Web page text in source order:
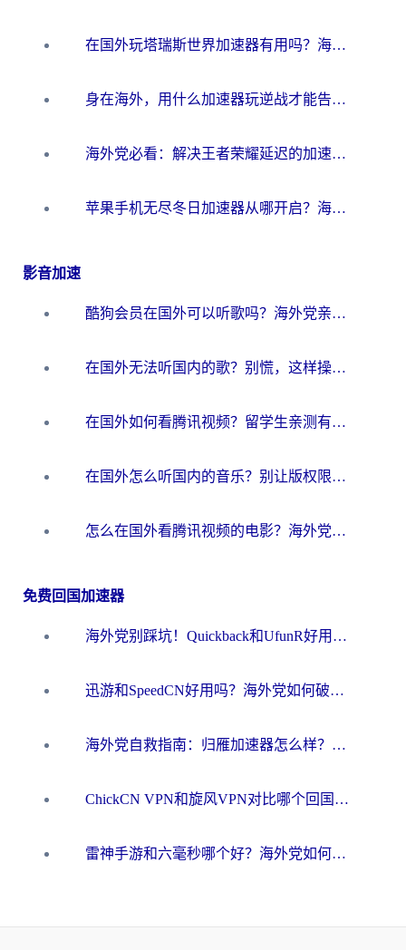
在国外玩塔瑞斯世界加速器有用吗？海外玩家亲测后的真实答案
身在海外，用什么加速器玩逆战才能告别延迟？
海外党必看：解决王者荣耀延迟的加速器终极指南——从EVE到猫和老鼠，一个工具全搞定
苹果手机无尽冬日加速器从哪开启？海外玩家的冬日生存指南
影音加速
酷狗会员在国外可以听歌吗？海外党亲测有效：3步解决音乐权限难题
在国外无法听国内的歌？别慌，这样操作就能畅听QQ音乐（附亲测加速器推荐）
在国外如何看腾讯视频？留学生亲测有效的回国加速方案
在国外怎么听国内的音乐？别让版权限制断了你的华语歌单
怎么在国外看腾讯视频的电影？海外党亲测有效的回国加速指南
免费回国加速器
海外党别踩坑！Quickback和UfunR好用吗？选对回国加速器才能无缝刷国内资源
迅游和SpeedCN好用吗？海外党如何破解那道看不见的墙
海外党自救指南：归雁加速器怎么样？教你避开坑实现国内资源无缝访问
ChickCN VPN和旋风VPN对比哪个回国效果更好？海外用户的选择困境与出路
雷神手游和六毫秒哪个好？海外党如何真正解锁国内资源